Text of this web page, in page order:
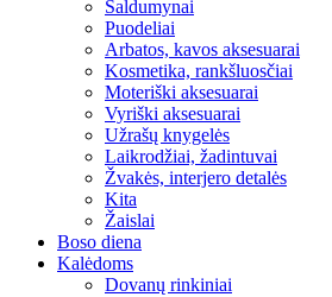
Saldumynai
Puodeliai
Arbatos, kavos aksesuarai
Kosmetika, rankšluosčiai
Moteriški aksesuarai
Vyriški aksesuarai
Užrašų knygelės
Laikrodžiai, žadintuvai
Žvakės, interjero detalės
Kita
Žaislai
Boso diena
Kalėdoms
Dovanų rinkiniai